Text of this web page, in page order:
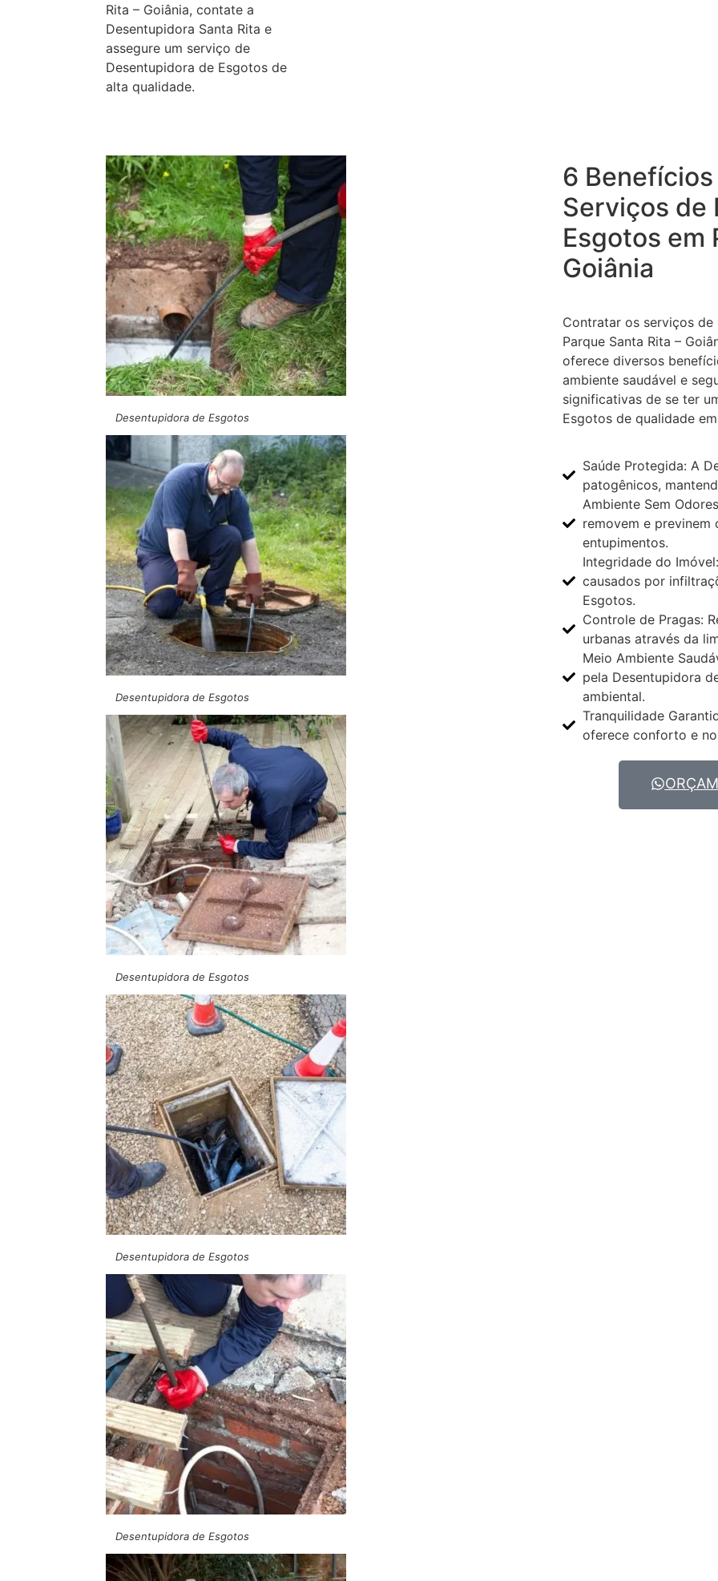
Rita – Goiânia, contate a
Desentupidora Santa Rita e
assegure um serviço de
Desentupidora de Esgotos de
alta qualidade.
Desentupidora de Esgotos
Desentupidora de Esgotos
Desentupidora de Esgotos
Desentupidora de Esgotos
Desentupidora de Esgotos
6
Serviços de
Esgotos em
Goiânia
Contratar os serviços de
Parque Santa Rita –
oferece diversos
ambiente saudável e
significativas de se ter
Esgotos de qualidade
Saúde Protegida: A
patogênicos,
Ambiente Sem
removem e previnem
entupimentos.
Integridade do
causados por
Esgotos.
Controle de Pragas:
urbanas através da
Meio Ambiente
pela Desentupidora
ambiental.
Tranquilidade
oferece conforto e